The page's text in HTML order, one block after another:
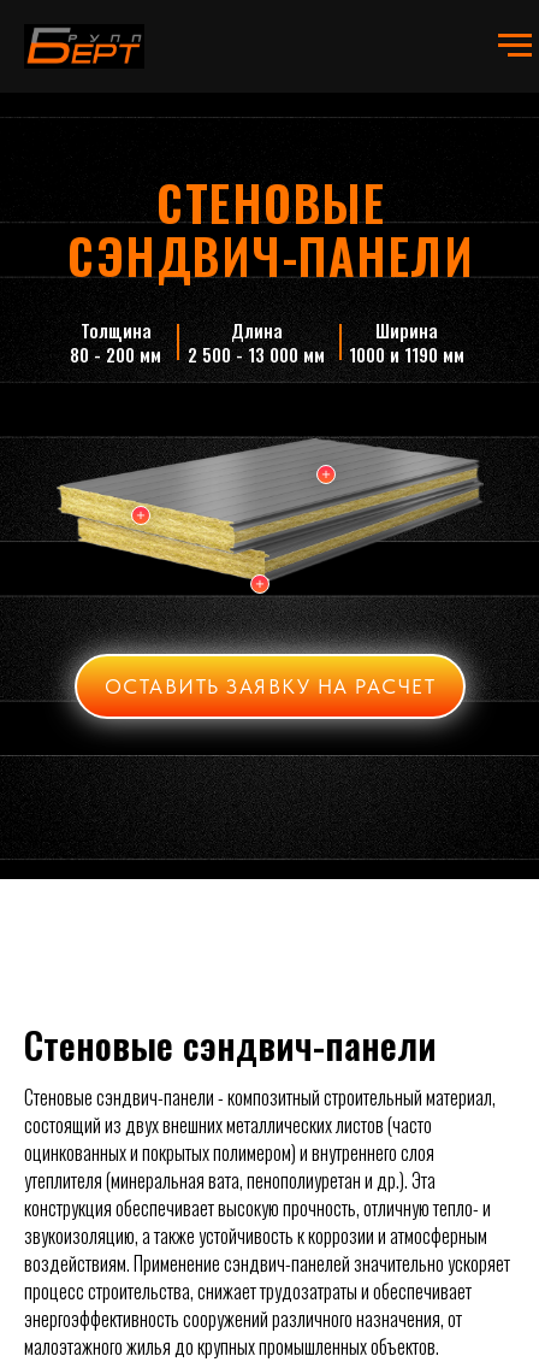
СТЕНОВЫЕ
СЭНДВИЧ-ПАНЕЛИ
ОСТАВИТЬ ЗАЯВКУ НА РАСЧЕТ
Толщина
80 - 200 мм
Ширина
1000 и 1190 мм
Длина
2 500 - 13 000 мм
Стеновые сэндвич-панели
Стеновые сэндвич-панели - композитный строительный материал,
состоящий из двух внешних металлических листов (часто
оцинкованных и покрытых полимером) и внутреннего слоя
утеплителя (минеральная вата, пенополиуретан и др.). Эта
конструкция обеспечивает высокую прочность, отличную тепло- и
звукоизоляцию, а также устойчивость к коррозии и атмосферным
воздействиям. Применение сэндвич-панелей значительно ускоряет
процесс строительства, снижает трудозатраты и обеспечивает
энергоэффективность сооружений различного назначения, от
малоэтажного жилья до крупных промышленных объектов.